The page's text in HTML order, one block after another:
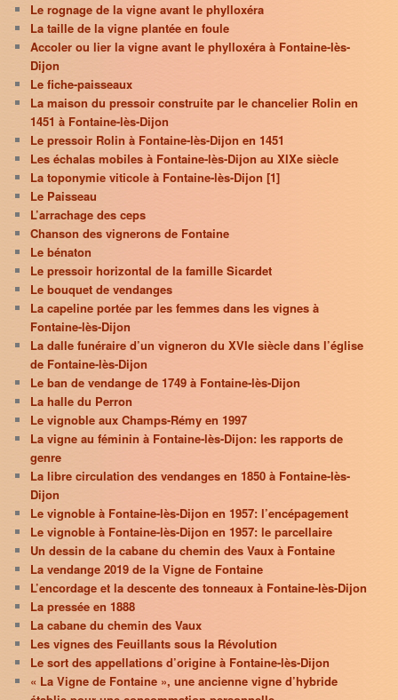
Le rognage de la vigne avant le phylloxéra
La taille de la vigne plantée en foule
Accoler ou lier la vigne avant le phylloxéra à Fontaine-lès-
Dijon
Le fiche-paisseaux
La maison du pressoir construite par le chancelier Rolin en
1451 à Fontaine-lès-Dijon
Le pressoir Rolin à Fontaine-lès-Dijon en 1451
Les échalas mobiles à Fontaine-lès-Dijon au XIXe siècle
La toponymie viticole à Fontaine-lès-Dijon [1]
Le Paisseau
L’arrachage des ceps
Chanson des vignerons de Fontaine
Le bénaton
Le pressoir horizontal de la famille Sicardet
Le bouquet de vendanges
La capeline portée par les femmes dans les vignes à
Fontaine-lès-Dijon
La dalle funéraire d’un vigneron du XVIe siècle dans l’église
de Fontaine-lès-Dijon
Le ban de vendange de 1749 à Fontaine-lès-Dijon
La halle du Perron
Le vignoble aux Champs-Rémy en 1997
La vigne au féminin à Fontaine-lès-Dijon: les rapports de
genre
La libre circulation des vendanges en 1850 à Fontaine-lès-
Dijon
Le vignoble à Fontaine-lès-Dijon en 1957: l’encépagement
Le vignoble à Fontaine-lès-Dijon en 1957: le parcellaire
Un dessin de la cabane du chemin des Vaux à Fontaine
La vendange 2019 de la Vigne de Fontaine
L’encordage et la descente des tonneaux à Fontaine-lès-Dijon
La pressée en 1888
La cabane du chemin des Vaux
Les vignes des Feuillants sous la Révolution
Le sort des appellations d’origine à Fontaine-lès-Dijon
« La Vigne de Fontaine », une ancienne vigne d’hybride